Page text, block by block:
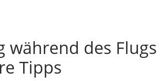
während des Flugs
Tipps